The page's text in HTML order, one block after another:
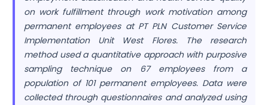
on work fulfillment through work motivation among
permanent employees at PT PLN Customer Service
Implementation Unit West Flores. The research
method used a quantitative approach with purposive
sampling technique on 67 employees from a
population of 101 permanent employees. Data were
collected through questionnaires and analyzed using